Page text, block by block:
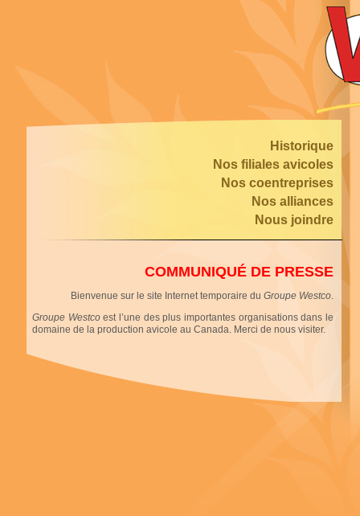
Historique
Nos filiales avicoles
Nos coentreprises
Nos alliances
Nous joindre
COMMUNIQUÉ DE PRESSE
Bienvenue sur le site Internet temporaire du Groupe Westco.
Groupe Westcoest l’une des plus importantes organisations dans le
domaine de la production avicole au Canada. Merci de nous visiter.